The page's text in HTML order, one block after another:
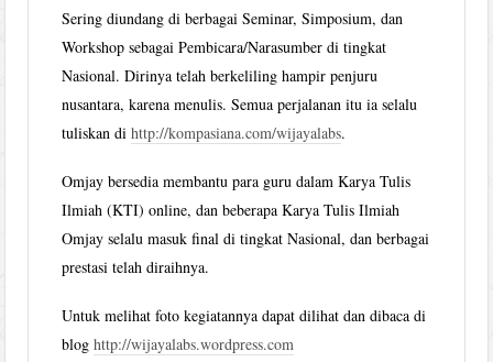
Sering diundang di berbagai Seminar, Simposium, dan
Workshop sebagai Pembicara/Narasumber di tingkat
Nasional. Dirinya telah berkeliling hampir penjuru
nusantara, karena menulis. Semua perjalanan itu ia selalu
tuliskan dihttp://kompasiana.com/wijayalabs.
Omjay bersedia membantu para guru dalam Karya Tulis
Ilmiah (KTI) online, dan beberapa Karya Tulis Ilmiah
Omjay selalu masuk final di tingkat Nasional, dan berbagai
prestasi telah diraihnya.
Untuk melihat foto kegiatannya dapat dilihat dan dibaca di
bloghttp://wijayalabs.wordpress.com